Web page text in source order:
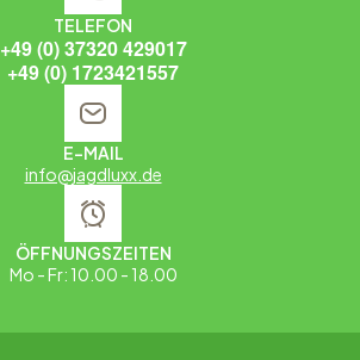
TELEFON
+49 (0) 37320 429017
+49 (0) 1723421557
E-MAIL
info@jagdluxx.de
ÖFFNUNGSZEITEN
Mo - Fr: 10.00 - 18.00